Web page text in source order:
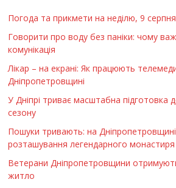
Погода та прикмети на неділю, 9
Говорити про воду без паніки: чому
комунікація
Лікар – на екрані: Як працюють
Дніпропетровщині
У Дніпрі триває масштабна підготовка
сезону
Пошуки тривають: на
розташування легендарного
Ветерани Дніпропетровщини
житло